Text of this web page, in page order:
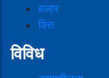
बजार
वित्त
विविध